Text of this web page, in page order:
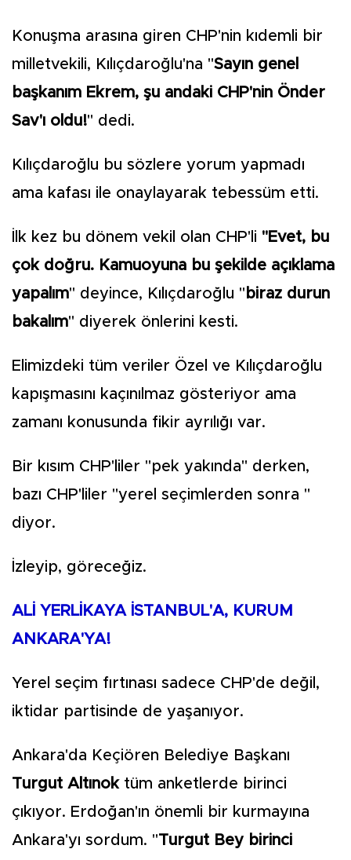
Konuşma arasına giren CHP'nin kıdemli bir
milletvekili, Kılıçdaroğlu'na "Sayın genel
başkanım Ekrem, şu andaki CHP'nin Önder
Sav'ı oldu!" dedi.
Kılıçdaroğlu bu sözlere yorum yapmadı
ama kafası ile onaylayarak tebessüm etti.
İlk kez bu dönem vekil olan CHP'li "Evet, bu
çok doğru. Kamuoyuna bu şekilde açıklama
yapalım" deyince, Kılıçdaroğlu " biraz durun
bakalım" diyerek önlerini kesti.
Elimizdeki tüm veriler Özel ve Kılıçdaroğlu
kapışmasını kaçınılmaz gösteriyor ama
zamanı konusunda fikir ayrılığı var.
Bir kısım CHP'liler "pek yakında" derken,
bazı CHP'liler "yerel seçimlerden sonra "
diyor.
İzleyip, göreceğiz.
ALİ YERLİKAYA İSTANBUL'A, KURUM
ANKARA'YA!
Yerel seçim fırtınası sadece CHP'de değil,
iktidar partisinde de yaşanıyor.
Ankara'da Keçiören Belediye Başkanı
Turgut Altınoktüm anketlerde birinci
çıkıyor. Erdoğan'ın önemli bir kurmayına
Ankara'yı sordum. "Turgut Bey birinci